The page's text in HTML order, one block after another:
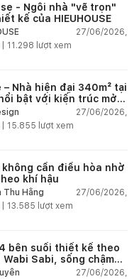
- Ngôi nhà "vẽ trọn"
kế của HIEUHOUSE
27/06/2026,
11.298 lượt xem
– Nhà hiện đại 340m² tại
bật với kiến trúc mở
vườn kết nối thiên27/06/2026,
15.855 lượt xem
không cần điều hòa nhờ
khí hậu
Thu Hằng
27/06/2026,
13.585 lượt xem
bên suối thiết kế theo
Sabi, sống chậm
nhiên
27/06/2026,